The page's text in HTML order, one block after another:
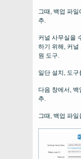
그때, 백업 파일
추.
커널 사무실을
하기 위해, 커널
원 도구.
일단 설치, 도구
다음 창에서, 백
추.
그때, 백업 파일